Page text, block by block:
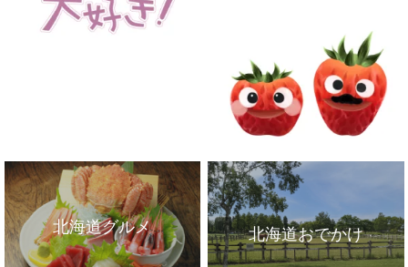
北海道グルメ 北海道おでかけ